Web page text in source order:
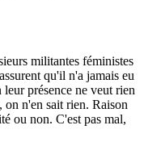
militantes féministes
qu'il n'a jamais eu
présence ne veut rien
on n'en sait rien. Raison
ou non. C'est pas mal,